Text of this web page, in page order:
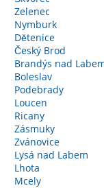
Zelenec
Nymburk
Dětenice
Český Brod
Brandýs nad
Boleslav
Podebrady
Loucen
Ricany
Zásmuky
Zvánovice
Lysá nad Labem
Lhota
Mcely